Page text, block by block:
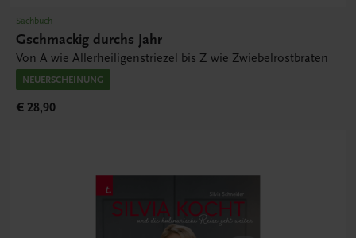
Sachbuch
Gschmackig durchs Jahr
Von A wie Allerheiligenstriezel bis Z wie Zwiebelrostbraten
NEUERSCHEINUNG
€ 28,90